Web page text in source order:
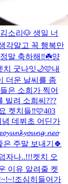
소리🐶 생일 너
각말고 꼭 행복만
말 축하해‼️☘️양
치 굿나잇🌙🩷내
더운 날씨를 좀
은 소희가 찍어
빌려 소희씨???
켓치들‼️🩷403
념 데뷔초 어딘가
𝓷𝓮𝓸
은 주말 보내기🍀
자나..!!!켓치 오
이유 알려줄 켓
조심히들어가